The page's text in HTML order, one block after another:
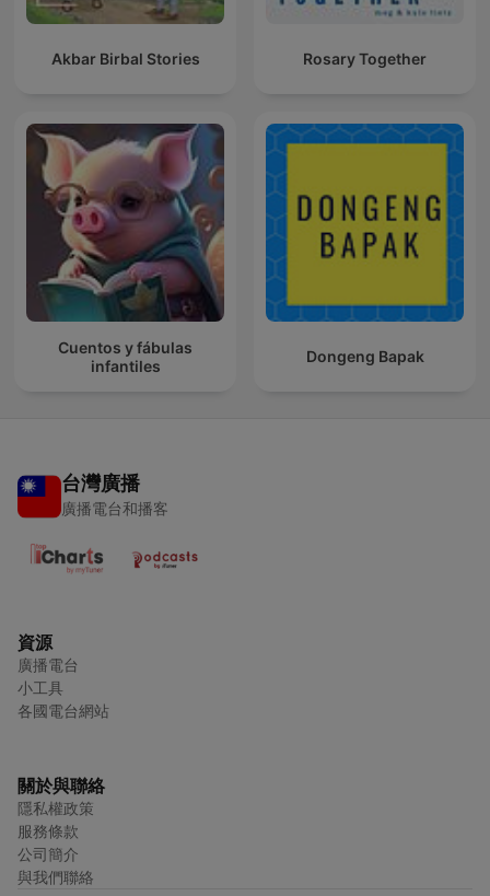
Akbar Birbal Stories Rosary Together
Cuentos y fábulas
infantiles
Dongeng Bapak
台灣廣播
廣播電台和播客
資源
廣播電台
小工具
各國電台網站
關於與聯絡
隱私權政策
服務條款
公司簡介
與我們聯絡